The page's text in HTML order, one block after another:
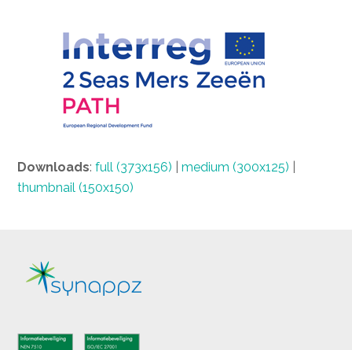
Downloads:full (373x156) |medium (300x125)
thumbnail (150x150)